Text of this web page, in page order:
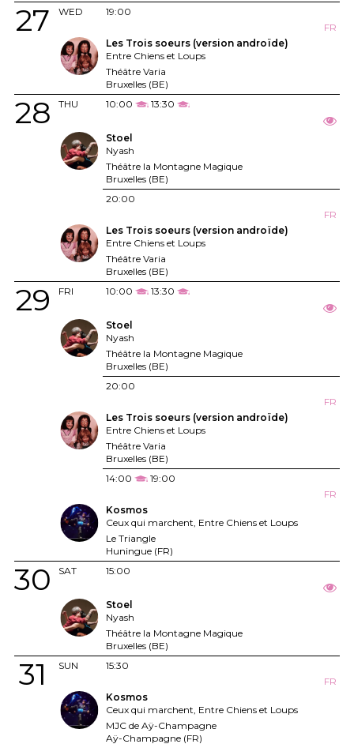
WED
27
19:00
FR
Les Trois soeurs (version androïde)
Entre Chiens et Loups
Théâtre Varia
Bruxelles (BE)
THU
28 10:00 13:30
Stoel
Nyash
Théâtre la Montagne Magique
Bruxelles (BE)
20:00
FR
Les Trois soeurs (version androïde)
Entre Chiens et Loups
Théâtre Varia
Bruxelles (BE)
FRI
29 10:00 13:30
Stoel
Nyash
Théâtre la Montagne Magique
Bruxelles (BE)
20:00
FR
Les Trois soeurs (version androïde)
Entre Chiens et Loups
Théâtre Varia
Bruxelles (BE)
14:00
19:00
FR
Kosmos
Ceux qui marchent, Entre Chiens et Loups
Le Triangle
Huningue (FR)
SAT
30 15:00
Stoel
Nyash
Théâtre la Montagne Magique
Bruxelles (BE)
SUN
31
15:30
FR
Kosmos
Ceux qui marchent, Entre Chiens et Loups
MJC de Aÿ-Champagne
Aÿ-Champagne (FR)